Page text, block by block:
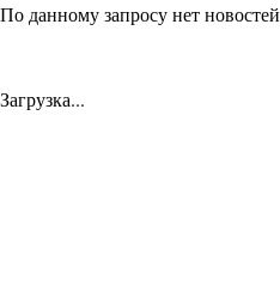
По данному запросу нет новостей
Загрузка...